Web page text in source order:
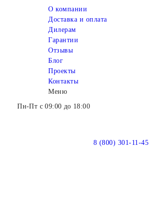
О компании
Доставка и оплата
Дилерам
Гарантии
Отзывы
Блог
Проекты
Контакты
Меню
Пн-Пт с 09:00 до 18:00
8 (800) 301-11-45